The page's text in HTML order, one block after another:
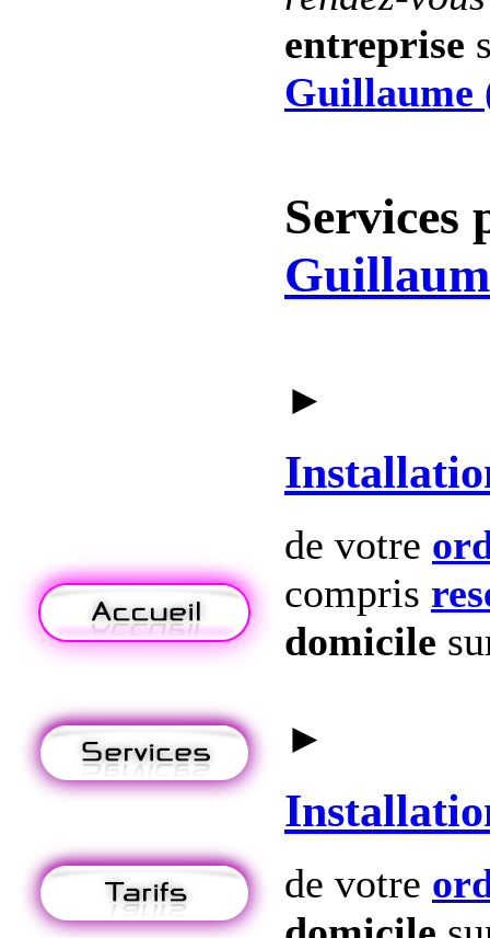
entreprise
Guillaume
Services
►
de votre
compris
domicile
►
de votre